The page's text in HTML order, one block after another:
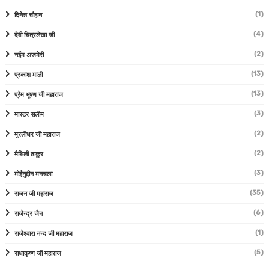
दिनेश चौहान (1)
देवी चित्रलेखा जी (4)
नईम अजमेरी (2)
प्रकाश माली (13)
प्रेम भूषण जी महाराज (13)
मास्टर सलीम (3)
मुरलीधर जी महाराज (2)
मैथिली ठाकुर (2)
मोईनुद्दीन मनचला (3)
राजन जी महाराज (35)
राजेन्द्र जैन (6)
राजेश्वारा नन्द जी महाराज (1)
राधाकृष्ण जी महाराज (5)